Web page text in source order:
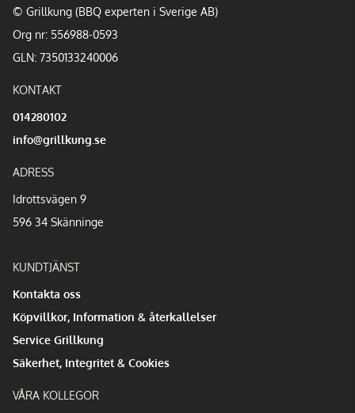
© Grillkung (BBQ experten i Sverige AB)
Org nr: 556988-0593
GLN: 7350133240006
KONTAKT
014280102
info@grillkung.se
ADRESS
Idrottsvägen 9
596 34 Skänninge
KUNDTJÄNST
Kontakta oss
Köpvillkor, Information & återkallelser
Service Grillkung
Säkerhet, Integritet & Cookies
VÅRA KOLLEGOR